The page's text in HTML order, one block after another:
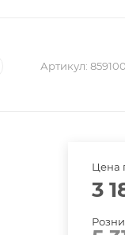
Артикул:
Цена
3